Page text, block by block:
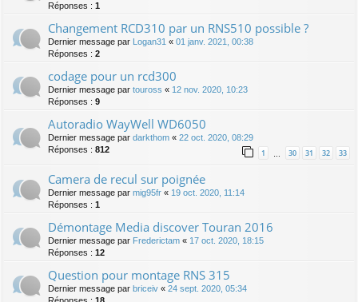
Réponses : 1
Changement RCD310 par un RNS510 possible ?
Dernier message par Logan31 « 01 janv. 2021, 00:38
Réponses : 2
codage pour un rcd300
Dernier message par touross « 12 nov. 2020, 10:23
Réponses : 9
Autoradio WayWell WD6050
Dernier message par darkthom « 22 oct. 2020, 08:29
Réponses : 812 1 … 30 31 32 33
Camera de recul sur poignée
Dernier message par mig95fr « 19 oct. 2020, 11:14
Réponses : 1
Démontage Media discover Touran 2016
Dernier message par Frederictam « 17 oct. 2020, 18:15
Réponses : 12
Question pour montage RNS 315
Dernier message par briceiv « 24 sept. 2020, 05:34